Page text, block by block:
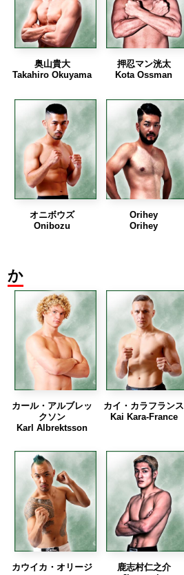
奥山貴大
Takahiro Okuyama
押忍マン洸太
Kota Ossman
オニボウズ
Onibozu
Orihey
Orihey
か
カール・アルブレッ
クソン
Karl Albrektsson
カイ・カラフランス
Kai Kara-France
カウイカ・オリージ
鹿志村仁之介